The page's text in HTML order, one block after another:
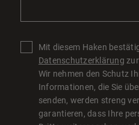
Mit diesem Haken
Datenschutzerklärung
Wir nehmen den Schutz
Informationen, die Sie
senden, werden streng
garantieren, dass Ihre